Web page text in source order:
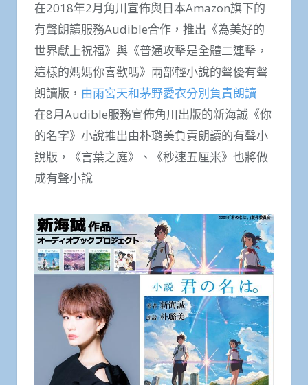
在2018年2月角川宣佈與日本Amazon旗下的
有聲朗讀服務Audible合作，推出《為美好的
世界獻上祝福》與《普通攻擊是全體二連擊，
這樣的媽媽你喜歡嗎》兩部輕小說的聲優有聲
朗讀版， 由雨宮天和茅野愛衣分別負責朗讀
在8月Audible服務宣佈角川出版的新海誠《你
的名字》小說推出由朴璐美負責朗讀的有聲小
說版，《言葉之庭》、《秒速五厘米》也將做
成有聲小說